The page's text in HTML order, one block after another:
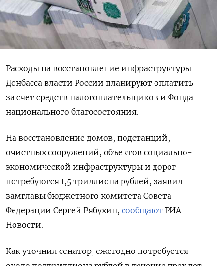
Moscow Times в Telegram —
@moscowtimes_ru
Расходы на восстановление инфраструктуры
Донбасса власти России планируют оплатить
за счет средств налогоплательщиков и Фонда
национального благосостояния.
На восстановление домов, подстанций,
очистных сооружений, объектов социально-
экономической инфраструктуры и дорог
потребуются 1,5 триллиона рублей, заявил
замглавы бюджетного комитета Совета
Федерации Сергей Рябухин, сообщают РИА
Новости.
Как уточнил сенатор, ежегодно потребуется